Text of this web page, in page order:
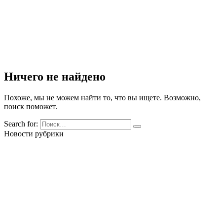
Ничего не найдено
Похоже, мы не можем найти то, что вы ищете. Возможно,
поиск поможет.
Search for:
Новости рубрики